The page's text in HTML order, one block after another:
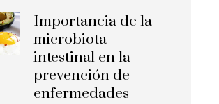
Importancia de la
microbiota
intestinal en la
prevención de
enfermedades